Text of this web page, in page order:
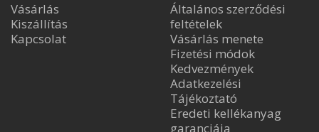
Vásárlás
Kiszállítás
Kapcsolat
Általános szerződési
feltételek
Vásárlás menete
Fizetési módok
Kedvezmények
Adatkezelési
Tájékoztató
Eredeti kellékanyag
garanciája